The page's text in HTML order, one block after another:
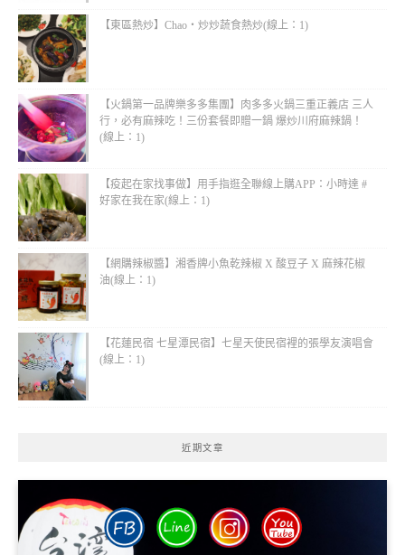
【東區熱炒】Chao・炒炒蔬食熱炒(線上：1)
【火鍋第一品牌樂多多集團】肉多多火鍋三重正義店 三人
行，必有麻辣吃！三份套餐即贈一鍋 爆炒川府麻辣鍋！
(線上：1)
【疫起在家找事做】用手指逛全聯線上購APP：小時達 #
好家在我在家(線上：1)
【網購辣椒醬】湘香牌小魚乾辣椒 X 酸豆子 X 麻辣花椒
油(線上：1)
【花蓮民宿 七星潭民宿】七星天使民宿裡的張學友演唱會
(線上：1)
近期文章